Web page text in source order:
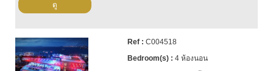
ดู
C004518
4 ห้องนอน